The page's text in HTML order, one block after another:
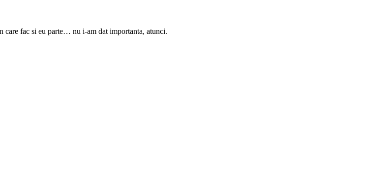
care fac si eu parte… nu i-am dat importanta, atunci.